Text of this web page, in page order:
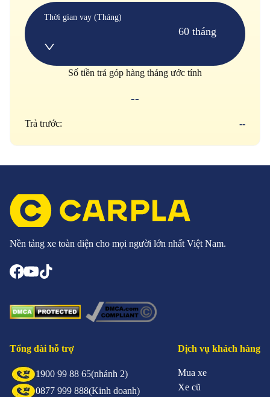
Thời gian vay (Tháng)
60 tháng
Số tiền trả góp hàng tháng ước tính
--
Trả trước: --
Nền tảng xe toàn diện cho mọi người lớn nhất Việt Nam.
Tổng đài hỗ trợ
1900 99 88 65(nhánh 2)
0877 999 888(Kinh doanh)
Dịch vụ khách hàng
Mua xe
Xe cũ